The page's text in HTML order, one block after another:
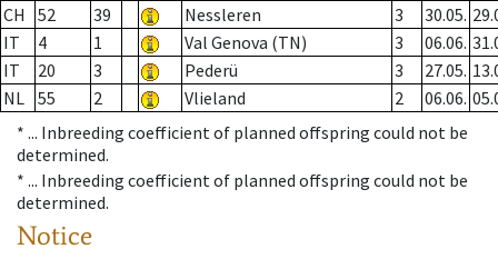
CH
52 39 Nessleren 3 30.05.
IT
4 1 Val Genova (TN) 3 06.06.
IT
20 3 Pederü 3 27.05.
NL 55 2 Vlieland 2 06.06.
* ... Inbreeding coefficient of planned offspring could not be
determined.
* ... Inbreeding coefficient of planned offspring could not be
determined.
Notice